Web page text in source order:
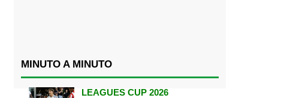
MINUTO A MINUTO
LEAGUES CUP 2026